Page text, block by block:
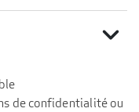
expand_more
de confidentialité ou